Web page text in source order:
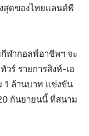
สุดของไทยแลนด์พี
ฬากอลฟ์อาชีพฯ จะ
ร์ รายการสิงห์-เอ
1 ล้านบาท แข่งขัน
กันยายนนี้ ที่สนาม